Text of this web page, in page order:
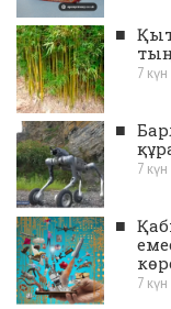
■
7
■
7
■
7